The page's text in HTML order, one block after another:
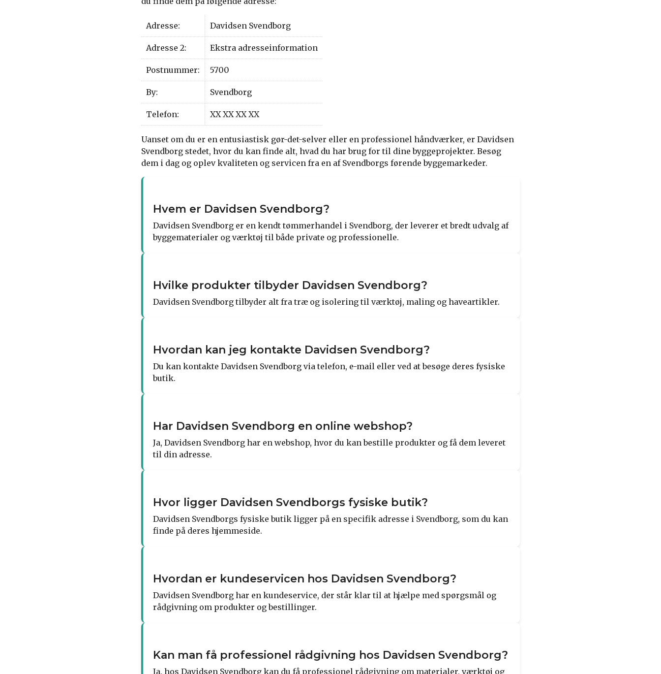
Adresse: Davidsen Svendborg
Adresse 2: Ekstra adresseinformation
Postnummer: 5700
By: Svendborg
Telefon: XX XX XX XX
Uanset om du er en entusiastisk gør-det-selver eller en professionel håndværker, er Davidsen
Svendborg stedet, hvor du kan finde alt, hvad du har brug for til dine byggeprojekter. Besøg
dem i dag og oplev kvaliteten og servicen fra en af Svendborgs førende byggemarkeder.
Hvem er Davidsen Svendborg?
Davidsen Svendborg er en kendt tømmerhandel i Svendborg, der leverer et bredt udvalg af
byggematerialer og værktøj til både private og professionelle.
Hvilke produkter tilbyder Davidsen Svendborg?
Davidsen Svendborg tilbyder alt fra træ og isolering til værktøj, maling og haveartikler.
Hvordan kan jeg kontakte Davidsen Svendborg?
Du kan kontakte Davidsen Svendborg via telefon, e-mail eller ved at besøge deres fysiske
butik.
Har Davidsen Svendborg en online webshop?
Ja, Davidsen Svendborg har en webshop, hvor du kan bestille produkter og få dem leveret
til din adresse.
Hvor ligger Davidsen Svendborgs fysiske butik?
Davidsen Svendborgs fysiske butik ligger på en specifik adresse i Svendborg, som du kan
finde på deres hjemmeside.
Hvordan er kundeservicen hos Davidsen Svendborg?
Davidsen Svendborg har en kundeservice, der står klar til at hjælpe med spørgsmål og
rådgivning om produkter og bestillinger.
Kan man få professionel rådgivning hos Davidsen Svendborg?
Ja, hos Davidsen Svendborg kan du få professionel rådgivning om materialer, værktøj og